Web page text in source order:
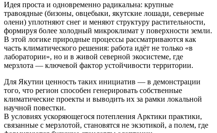
Идея проста и одновременно радикальна: крупные
травоядные (бизоны, овцебыки, якутские лошади, северные
олени) уплотняют снег и меняют структуру растительности,
формируя более холодный микроклимат у поверхности земли.
В этой логике природные процессы рассматриваются как
часть климатического решения: работа идёт не только «в
лаборатории», но и в живой северной экосистеме, где
мерзлота — ключевой фактор устойчивости территории.
Для Якутии ценность таких инициатив — в демонстрации
того, что регион способен генерировать собственные
климатические проекты и выводить их за рамки локальной
научной повестки.
В условиях ускоряющегося потепления Арктики практики,
связанные с мерзлотой, становятся не экзотикой, а полем, где